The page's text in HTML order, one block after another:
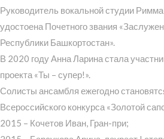
Руководитель вокальной студии
удостоена Почетного звания
Республики Башкортостан».
В 2020 году Анна Ларина стала
проекта «Ты – супер!».
Солисты ансамбля ежегодно
Всероссийского конкурса «Золотой
2015 – Кочетов Иван, Гран-при;